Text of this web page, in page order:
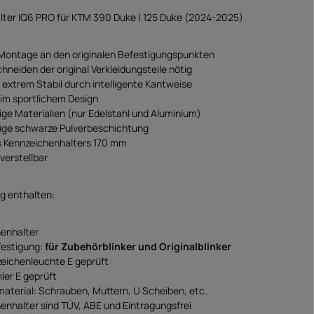
IQ6 PRO für KTM 390 Duke | 125 Duke (2024-2025)
an den originalen Befestigungspunkten
der original Verkleidungsteile nötig
Stabil durch intelligente Kantweise
sportlichem Design
Materialien (nur Edelstahl und Aluminium)
schwarze Pulverbeschichtung
170 mm
enthalten:
für Zubehörblinker und Originalblinker
E geprüft
E geprüft
Schrauben, Muttern, U Scheiben, etc.
sind TÜV, ABE und Eintragungsfrei